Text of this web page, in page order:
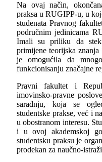
Na ovaj način,
praksa u RUGIPP-u, u
studenata Pravnog
područnim jedinicama
Imali su priliku da
primijene teorijska
je omogućila da
funkcionisanju značajne
Pravni fakultet i
imovinsko-pravne
saradnju, koja se
studentske prakse, već i
u obostranom interesu.
i u ovoj akademskoj
studentsku praksu je
prodekan za naučno-